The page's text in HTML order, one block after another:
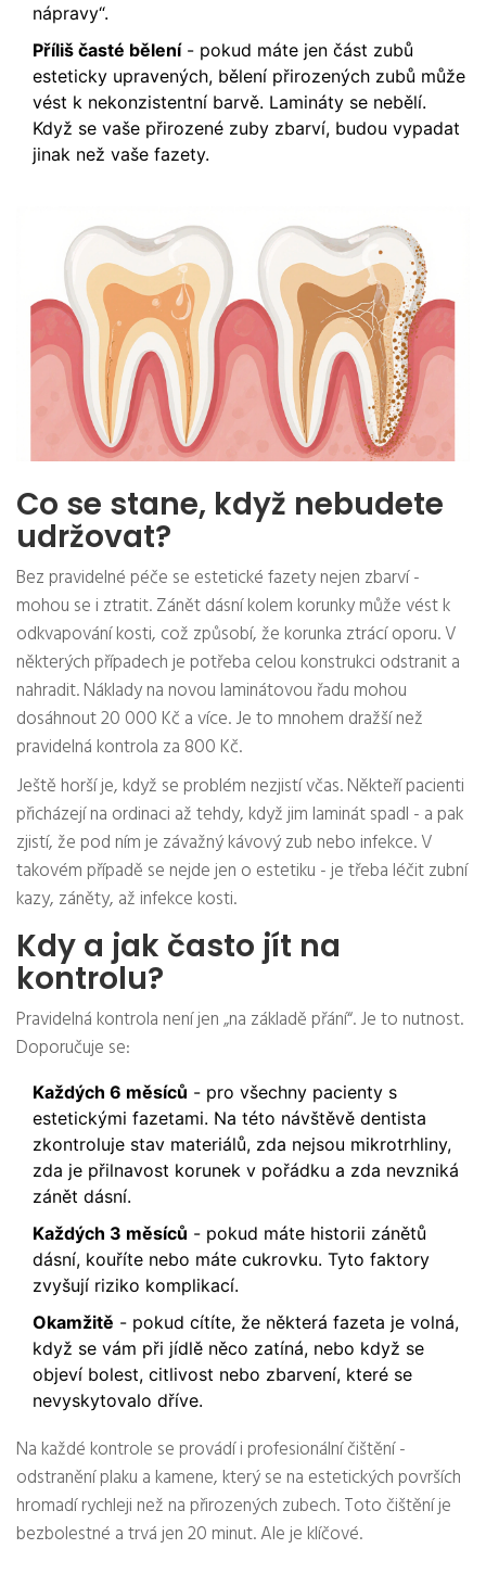
nápravy“.
Příliš časté bělení- pokud máte jen část zubů
esteticky upravených, bělení přirozených zubů může
vést k nekonzistentní barvě. Lamináty se nebělí.
Když se vaše přirozené zuby zbarví, budou vypadat
jinak než vaše fazety.
Co se stane, když nebudete
udržovat?
Bez pravidelné péče se estetické fazety nejen zbarví -
mohou se i ztratit. Zánět dásní kolem korunky může vést k
odkvapování kosti, což způsobí, že korunka ztrácí oporu. V
některých případech je potřeba celou konstrukci odstranit a
nahradit. Náklady na novou laminátovou řadu mohou
dosáhnout 20 000 Kč a více. Je to mnohem dražší než
pravidelná kontrola za 800 Kč.
Ještě horší je, když se problém nezjistí včas. Někteří pacienti
přicházejí na ordinaci až tehdy, když jim laminát spadl - a pak
zjistí, že pod ním je závažný kávový zub nebo infekce. V
takovém případě se nejde jen o estetiku - je třeba léčit zubní
kazy, záněty, až infekce kosti.
Kdy a jak často jít na
kontrolu?
Pravidelná kontrola není jen „na základě přání“. Je to nutnost.
Doporučuje se:
Každých 6 měsíců - pro všechny pacienty s
estetickými fazetami. Na této návštěvě dentista
zkontroluje stav materiálů, zda nejsou mikrotrhliny,
zda je přilnavost korunek v pořádku a zda nevzniká
zánět dásní.
Každých 3 měsíců - pokud máte historii zánětů
dásní, kouříte nebo máte cukrovku. Tyto faktory
zvyšují riziko komplikací.
Okamžitě - pokud cítíte, že některá fazeta je volná,
když se vám při jídlě něco zatíná, nebo když se
objeví bolest, citlivost nebo zbarvení, které se
nevyskytovalo dříve.
Na každé kontrole se provádí i profesionální čištění -
odstranění plaku a kamene, který se na estetických površích
hromadí rychleji než na přirozených zubech. Toto čištění je
bezbolestné a trvá jen 20 minut. Ale je klíčové.